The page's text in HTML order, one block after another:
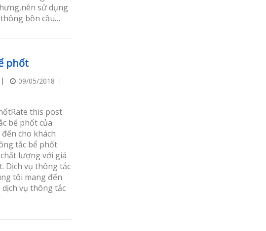
sử dụng
bồn cầu…
phốt
09/05/2018
this post
bể phốt của
cho khách
tắc bể phốt
lượng với giá
Dịch vụ thông tắc
tôi mang đến
vụ thông tắc